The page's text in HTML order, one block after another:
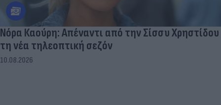
Νόρα Καούρη: Απέναντι από την Σίσσυ Χρηστίδου
τη νέα τηλεοπτική σεζόν
10.08.2026